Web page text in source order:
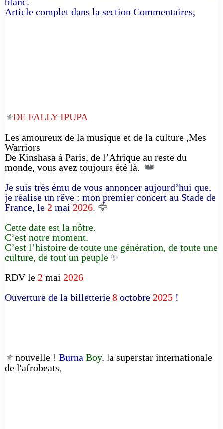
Article complet dans la section Commentaires,
⚜️DE FALLY IPUPA
Les amoureux de la musique et de la culture ,Mes
Warriors
De Kinshasa à Paris, de l’Afrique au reste du
monde, vous avez toujours été là. 👑
Je suis très ému de vous annoncer aujourd’hui que,
je réalise un rêve : mon premier concert au Stade de
France, le 2 mai 2026. 🦅
Cette date est la nôtre.
C’est notre moment.
C’est l’histoire de toute une génération, de toute une
culture, de tout un peuple ✨
RDV le 2 mai 2026
Ouverture de la billetterie 8 octobre 2025 !
⚜️ nouvelle ! Burna Boy, la superstar internationale
de l'afrobeats,